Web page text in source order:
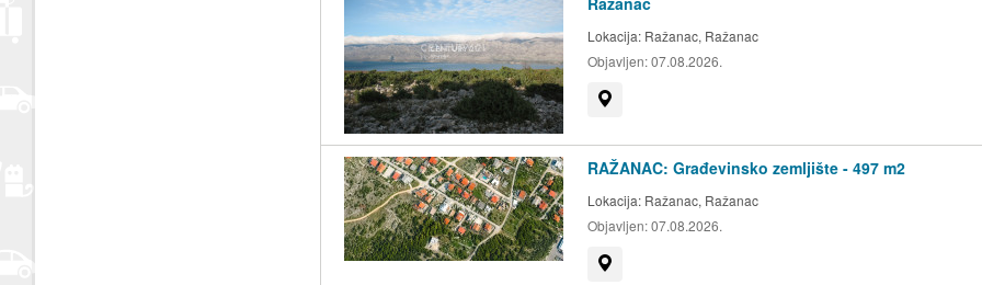
Lokacija: Ražanac, Ražanac
Objavljen:07.08.2026.
RAŽANAC: Građevinsko zemljište - 497 m2
Lokacija: Ražanac, Ražanac
Objavljen:07.08.2026.